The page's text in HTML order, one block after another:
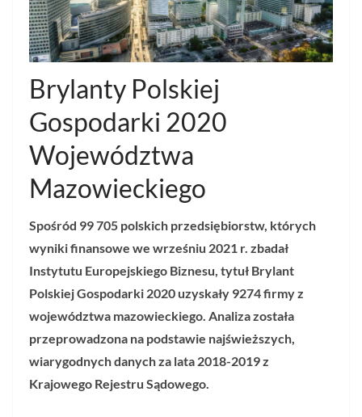
Brylanty Polskiej
Gospodarki 2020
Województwa
Mazowieckiego
Spośród 99 705 polskich przedsiębiorstw, których
wyniki finansowe we wrześniu 2021 r. zbadał
Instytutu Europejskiego Biznesu, tytuł Brylant
Polskiej Gospodarki 2020 uzyskały 9274 firmy z
województwa mazowieckiego. Analiza została
przeprowadzona na podstawie najświeższych,
wiarygodnych danych za lata 2018-2019 z
Krajowego Rejestru Sądowego.